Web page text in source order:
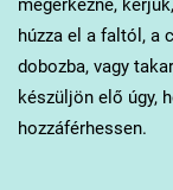
húzza el a faltól, a
dobozba, vagy
készüljön elő úgy,
hozzáférhessen.